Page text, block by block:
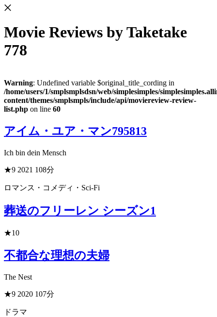
Movie Reviews by Taketake
778
Warning: Undefined variable $original_title_cording in
/home/users/1/smplsmplsdsn/web/simplesimples/
content/themes/smplsmpls/include/api/moviereview-review-
list.php on line 60
アイム・ユア・マン795813
Ich bin dein Mensch
★9 2021 108分
ロマンス・コメディ・Sci-Fi
葬送のフリーレン シーズン1
★10
不都合な理想の夫婦
The Nest
★9 2020 107分
ドラマ